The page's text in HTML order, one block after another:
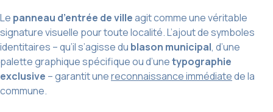
Le panneau d’entrée de villeagit comme une véritable
signature visuelle pour toute localité. L’ajout de symboles
identitaires – qu’il s’agisse du blason municipal, d’une
palette graphique spécifique ou d’unetypographie
exclusive – garantit unereconnaissance immédiatede la
commune.